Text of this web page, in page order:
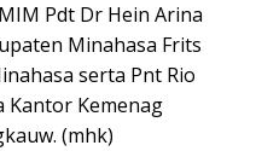
Pdt Dr Hein Arina
Minahasa Frits
serta Pnt Rio
Kantor Kemenag
(mhk)